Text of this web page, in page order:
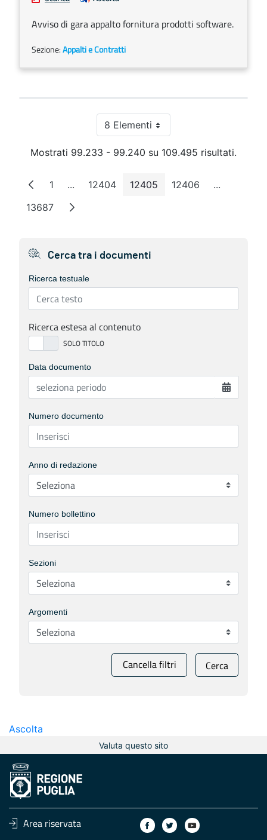
Avviso di gara appalto fornitura prodotti software.
Sezione:Appalti e Contratti
8 ElementiPer pagina
Mostrati 99.233 - 99.240 su 109.495 risultati.
Pagina
1 ...Pagine intermedie
Pagina
12404 Pagina
12405 Pagina
12406 ...Pagine
Pagina
13687
Cerca tra i documenti
Ricerca testuale
Ricerca estesa al contenuto
Data documento
Numero documento
Anno di redazione
Numero bollettino
Sezioni
Argomenti
Cancella filtri Cerca
Ascolta
Valuta questo sito
Area riservata